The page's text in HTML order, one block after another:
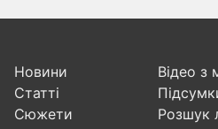
Новини
Статті
Сюжети
Відео з
Розшук